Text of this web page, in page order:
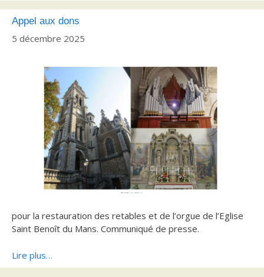
Appel aux dons
5 décembre 2025
pour la restauration des retables et de l’orgue de l’Eglise
Saint Benoît du Mans. Communiqué de presse.
Lire plus…